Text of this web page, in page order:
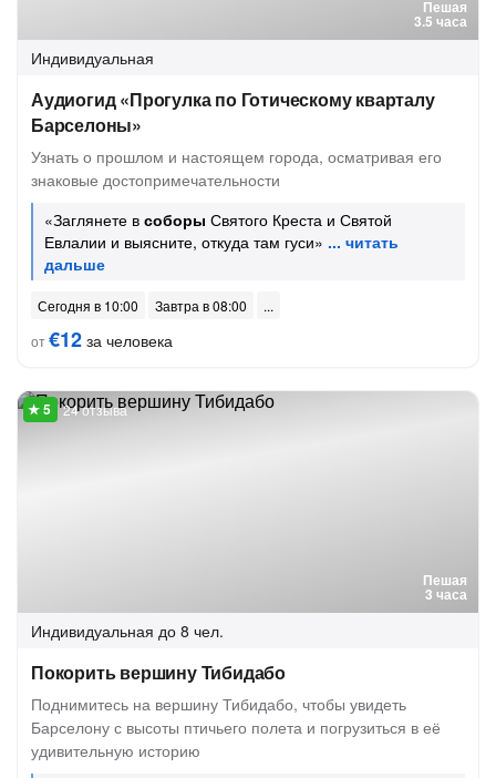
Пешая
3.5 часа
Индивидуальная
Аудиогид «Прогулка по Готическому кварталу
Барселоны»
Узнать о прошлом и настоящем города, осматривая его
знаковые достопримечательности
«Заглянете в соборы Святого Креста и Святой
Евлалии и выясните, откуда там гуси»
Сегодня в 10:00
Завтра в 08:00
от€12 за человека
Пешая
3 часа
24 отзыва
Индивидуальная до 8 чел.
Покорить вершину Тибидабо
Поднимитесь на вершину Тибидабо, чтобы увидеть
Барселону с высоты птичьего полета и погрузиться в её
удивительную историю